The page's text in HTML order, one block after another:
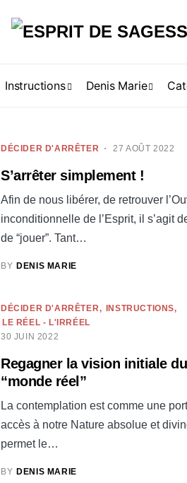
Instructions Denis Marie
DÉCIDER D'ARRÊTER 27 AOÛT 2022
S’arrêter simplement !
Afin de nous libérer, de retrouver
inconditionnelle de l’Esprit, il s’agit
de “jouer”. Tant…
BY DENIS MARIE
DÉCIDER D'ARRÊTER
INSTRUCTIONS
LE RÉEL - L'IRRÉEL
30 JUIN 2022
Regagner la vision initiale du
“monde réel”
La contemplation est comme une
accès à notre Nature absolue et
permet le…
BY DENIS MARIE